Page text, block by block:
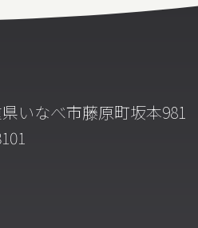
いなべ市藤原町坂本981